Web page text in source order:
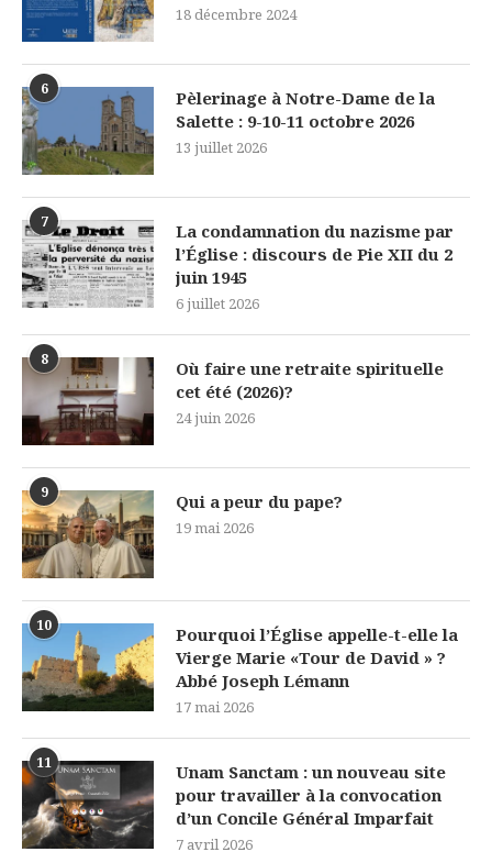
18 décembre 2024
6
Pèlerinage à Notre-Dame de la
Salette : 9-10-11 octobre 2026
13 juillet 2026
7
La condamnation du nazisme par
l’Église : discours de Pie XII du 2
juin 1945
6 juillet 2026
8
Où faire une retraite spirituelle
cet été (2026)?
24 juin 2026
9 Qui a peur du pape?
19 mai 2026
10
Pourquoi l’Église appelle-t-elle la
Vierge Marie «Tour de David » ?
Abbé Joseph Lémann
17 mai 2026
11
Unam Sanctam : un nouveau site
pour travailler à la convocation
d’un Concile Général Imparfait
7 avril 2026